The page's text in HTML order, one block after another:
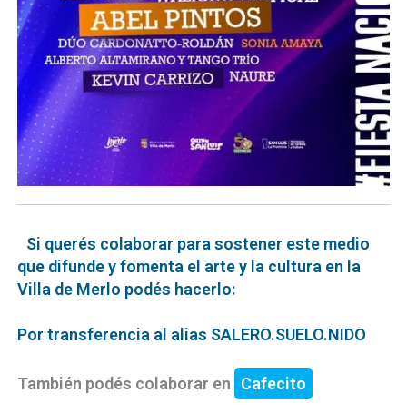
Si querés colaborar para sostener este medio
que difunde y fomenta el arte y la cultura en la
Villa de Merlo podés hacerlo:
Por transferencia al alias SALERO.SUELO.NIDO
También podés colaborar en Cafecito